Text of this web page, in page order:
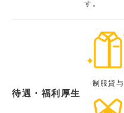
す。
待遇・福利厚生
制服貸与